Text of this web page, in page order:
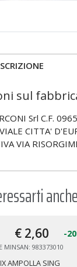
sul
Srl C.F.
CITTA'
VIA
€ 2,60 -
MINSAN: 983373010
AMPOLLA SING